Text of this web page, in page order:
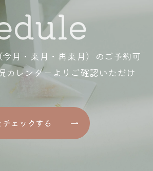
月・来月・再来月）のご予約可
カレンダーよりご確認いただけ
ェックする